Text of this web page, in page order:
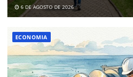
6 DE AGOSTO DE 2026
ECONOMIA